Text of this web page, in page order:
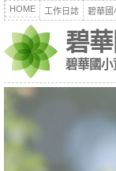
HOME 工作日誌 碧華國
碧
碧華國